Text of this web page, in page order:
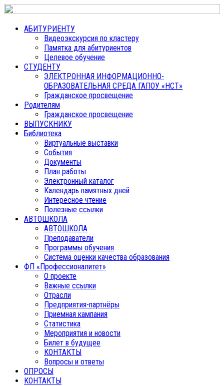
АБИТУРИЕНТУ
Видеоэкскурсия по кластеру
Памятка для абитуриентов
Целевое обучение
СТУДЕНТУ
ЭЛЕКТРОННАЯ ИНФОРМАЦИОННО-
ОБРАЗОВАТЕЛЬНАЯ СРЕДА ГАПОУ «НСТ»
Гражданское просвещение
Родителям
Гражданское просвещение
ВЫПУСКНИКУ
Библиотека
Виртуальные выставки
События
Документы
План работы
Электронный каталог
Календарь памятных дней
Интересное чтение
Полезные ссылки
АВТОШКОЛА
АВТОШКОЛА
Преподаватели
Программы обучения
Система оценки качества образования
ФП «Профессионалитет»
О проекте
Важные ссылки
Отрасли
Предприятия-партнёры
Приемная кампания
Статистика
Мероприятия и новости
Билет в будущее
КОНТАКТЫ
Вопросы и ответы
ОПРОСЫ
КОНТАКТЫ